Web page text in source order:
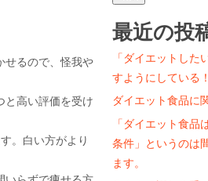
せるので、怪我や
と高い評価を受け
。白い方がより
最近の投
「ダイエットした
すようにしている
ダイエット食品に
「ダイエット食
条件」というのは
ます。